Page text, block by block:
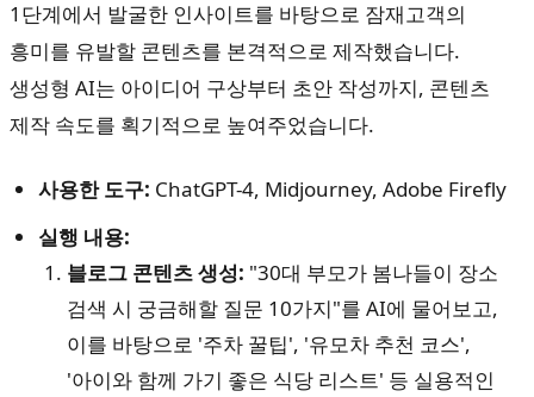
1단계에서 발굴한 인사이트를 바탕으로 잠재고객의
흥미를 유발할 콘텐츠를 본격적으로 제작했습니다.
생성형 AI는 아이디어 구상부터 초안 작성까지, 콘텐츠
제작 속도를 획기적으로 높여주었습니다.
사용한 도구: ChatGPT-4, Midjourney, Adobe Firefly
실행 내용:
블로그 콘텐츠 생성: "30대 부모가 봄나들이 장소
검색 시 궁금해할 질문 10가지"를 AI에 물어보고,
이를 바탕으로 '주차 꿀팁', '유모차 추천 코스',
'아이와 함께 가기 좋은 식당 리스트' 등 실용적인